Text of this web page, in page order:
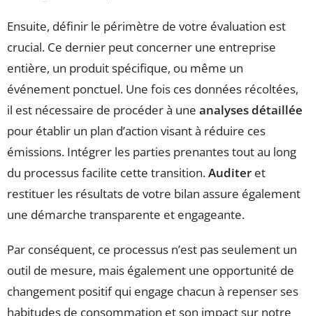
Ensuite, définir le périmètre de votre évaluation est
crucial. Ce dernier peut concerner une entreprise
entière, un produit spécifique, ou même un
événement ponctuel. Une fois ces données récoltées,
il est nécessaire de procéder à une analyses détaillée
pour établir un plan d’action visant à réduire ces
émissions. Intégrer les parties prenantes tout au long
du processus facilite cette transition.Auditer et
restituer les résultats de votre bilan assure également
une démarche transparente et engageante.
Par conséquent, ce processus n’est pas seulement un
outil de mesure, mais également une opportunité de
changement positif qui engage chacun à repenser ses
habitudes de consommation et son impact sur notre